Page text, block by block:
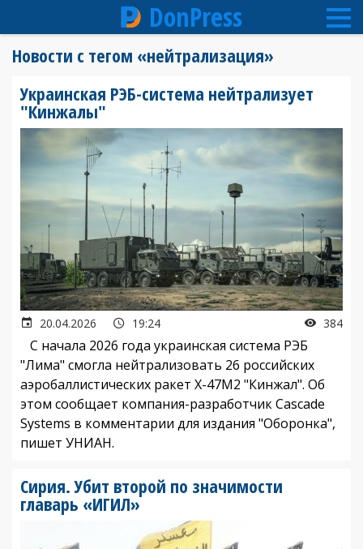
содержанию
DonPress
Новости с тегом «нейтрализация»
Украинская РЭБ-система нейтрализует
"Кинжалы"
20.04.2026 19:24 384
С начала 2026 года украинская система РЭБ
"Лима" смогла нейтрализовать 26 российских
аэробаллистических ракет Х-47М2 "Кинжал". Об
этом сообщает компания-разработчик Cascade
Systems в комментарии для издания "Оборонка",
пишет УНИАН.
Сирия. Убит второй по значимости
главарь «ИГИЛ»